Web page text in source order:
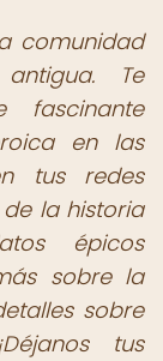
comunidad
Te
fascinante
en las
tus redes
la historia
épicos
sobre la
sobre
tus